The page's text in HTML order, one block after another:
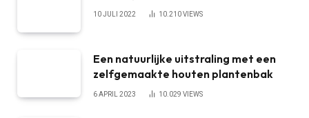
10 JULI 2022 10.210VIEWS
Een natuurlijke uitstraling met een
zelfgemaakte houten plantenbak
6 APRIL 2023 10.029 VIEWS